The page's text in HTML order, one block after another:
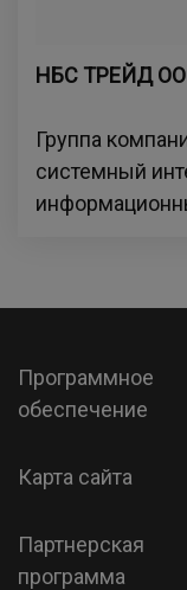
НБС ТРЕЙД
Группа
системный
Программное
обеспечение
Карта сайта
Партнерская
программа